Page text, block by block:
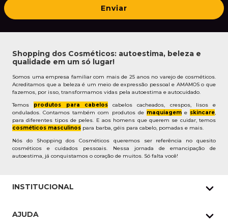
Enviar
Shopping dos Cosméticos: autoestima, beleza e
qualidade em um só lugar!
Somos uma empresa familiar com mais de 25 anos no varejo de cosméticos.
Acreditamos que a beleza é um meio de expressão pessoal e AMAMOS o que
fazemos, por isso, transformamos vidas pela autoestima e autocuidado.
Temos produtos para cabeloscabelos cacheados, crespos, lisos e
ondulados. Contamos também com produtos de maquiageme skincare,
para diferentes tipos de peles. E aos homens que querem se cuidar, temos
cosméticos masculinos para barba, géis para cabelo, pomadas e mais.
Nós do Shopping dos Cosméticos queremos ser referência no quesito
cosméticos e cuidados pessoais. Nessa jornada de emancipação de
autoestima, já conquistamos o coração de muitos. Só falta você!
INSTITUCIONAL
AJUDA